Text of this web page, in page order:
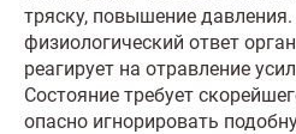
тряску, повышение
физиологический ответ
реагирует на отравление
Состояние требует
опасно игнорировать